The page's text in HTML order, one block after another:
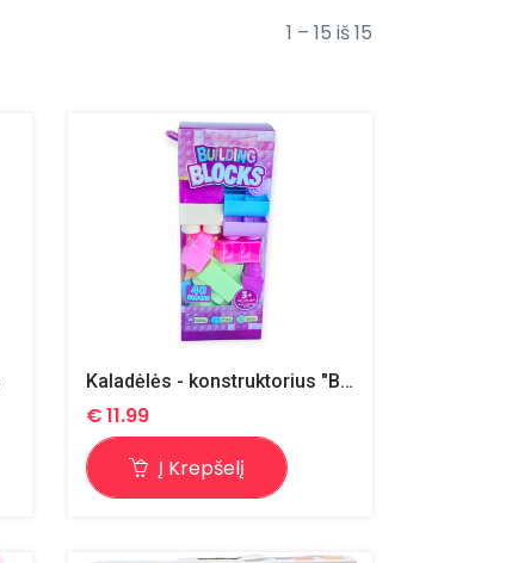
1 – 15 iš 15
Kaladėlės - konstruktorius "Blocks"
€11.99
Į Krepšelį